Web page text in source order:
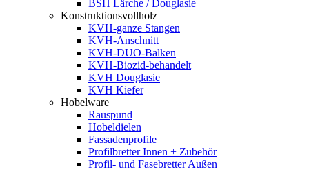
BSH Lärche / Douglasie
Konstruktionsvollholz
KVH-ganze Stangen
KVH-Anschnitt
KVH-DUO-Balken
KVH-Biozid-behandelt
KVH Douglasie
KVH Kiefer
Hobelware
Rauspund
Hobeldielen
Fassadenprofile
Profilbretter Innen + Zubehör
Profil- und Fasebretter Außen